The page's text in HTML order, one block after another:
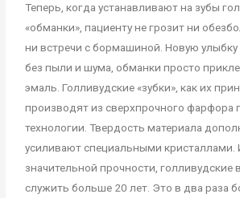
Теперь, когда устанавливают на зубы
«обманки», пациенту не грозит ни
ни встречи с бормашиной. Новую
без пыли и шума, обманки просто
эмаль. Голливудские «зубки», как их
производят из сверхпрочного фарфора
технологии. Твердость материала
усиливают специальными кристаллами.
значительной прочности, голливудские
служить больше 20 лет. Это в два раза